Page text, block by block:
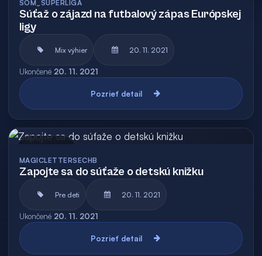
SOM_SUPERLIGA
Súťaž o zájazd na futbalový zápas Európskej
ligy
Mix výhier 20. 11. 2021
Ukončené 20. 11. 2021
Pozrieť detail
MAGICLETTERSECHB
Zapojte sa do súťaže o detskú knižku
Pre deti 20. 11. 2021
Ukončené 20. 11. 2021
Pozrieť detail